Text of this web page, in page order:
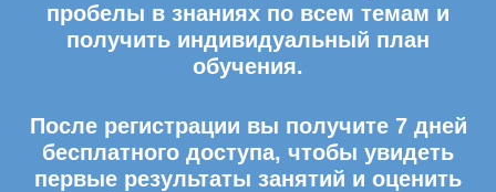
пробелы в знаниях по всем темам и
получить индивидуальный план
обучения.
После регистрации вы получите 7 дней
бесплатного доступа, чтобы увидеть
первые результаты занятий и оценить